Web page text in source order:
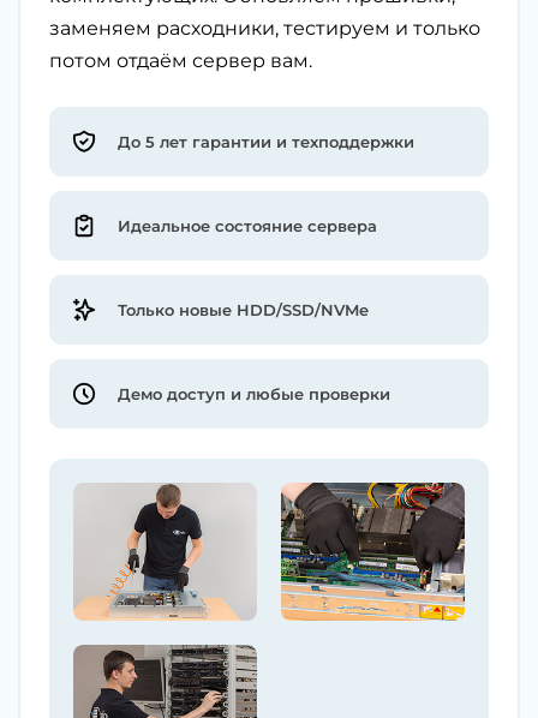
заменяем расходники, тестируем и только
потом отдаём сервер вам.
До 5 лет гарантии и техподдержки
Идеальное состояние сервера
Только новые HDD/SSD/NVMe
Демо доступ и любые проверки